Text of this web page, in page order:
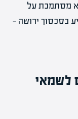
מסתמכת על
בסכסוך ירושה —
לשמאי